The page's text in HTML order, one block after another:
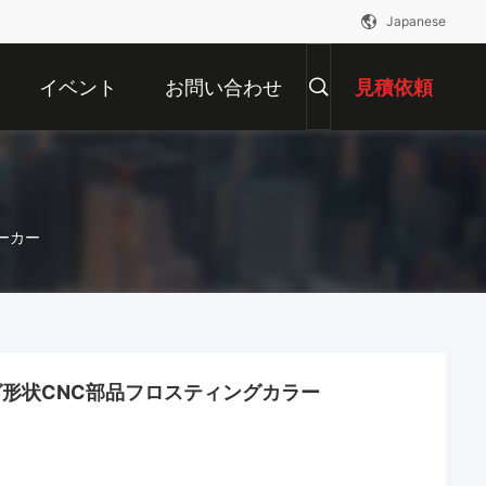
Japanese
イベント お問い合わせ 見積依頼
カー
状CNC部品フロスティングカラー